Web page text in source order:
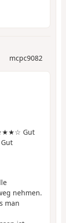
mcpc9082
Gut
nehmen.
man